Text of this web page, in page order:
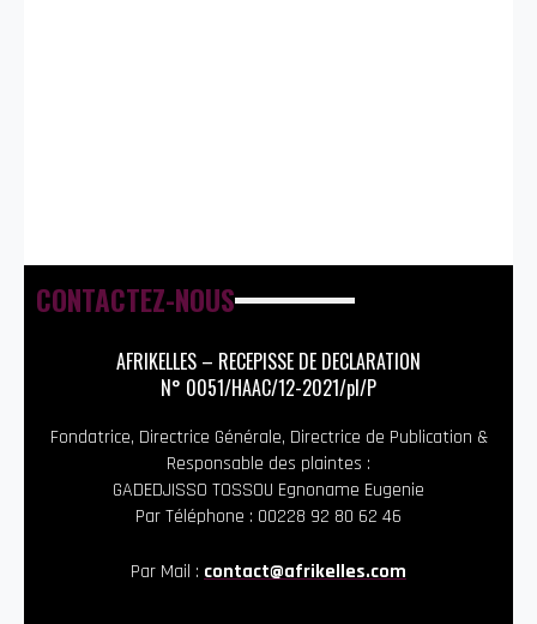
CONTACTEZ-NOUS
AFRIKELLES – RECEPISSE DE DECLARATION
N° 0051/HAAC/12-2021/pl/P
Fondatrice, Directrice Générale, Directrice de Publication &
Responsable des plaintes :
GADEDJISSO TOSSOU Egnoname Eugenie
Par Téléphone : 00228 92 80 62 46
Par Mail : contact@afrikelles.com